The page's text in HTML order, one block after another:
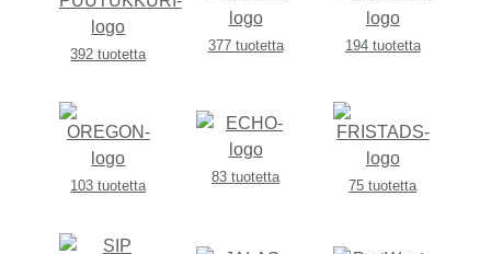
392 tuotetta
377 tuotetta 194 tuotetta
103 tuotetta
83 tuotetta
75 tuotetta